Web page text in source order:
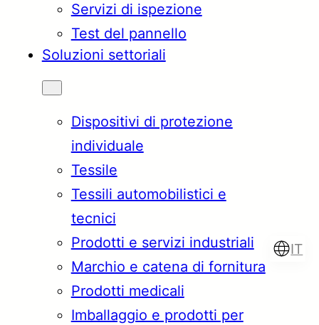
Servizi di ispezione
Test del pannello
Soluzioni settoriali
Dispositivi di protezione
individuale
Tessile
Tessili automobilistici e
tecnici
Prodotti e servizi industriali
Marchio e catena di fornitura
Prodotti medicali
Imballaggio e prodotti per
IT